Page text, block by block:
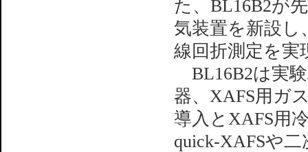
た、BL16B2が
気装置を新設し
線回折測定を実
BL16B2は実
器、XAFS用ガ
導入とXAFS用
quick-XAFSや